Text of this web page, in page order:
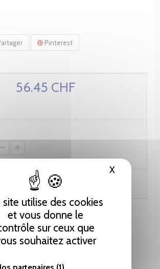
site utilise des cookies
et vous donne le
sur ceux que
souhaitez activer
XMasquer
Pinterest
56.45 CHF
Ajouter au panier